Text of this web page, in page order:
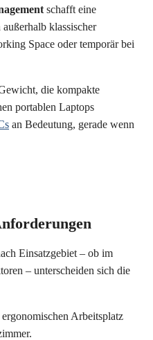
schafft eine
klassischer
Space oder temporär bei
die kompakte
portablen Laptops
an Bedeutung, gerade wenn
Einsatzgebiet – ob im
– unterscheiden sich die
Arbeitsplatz